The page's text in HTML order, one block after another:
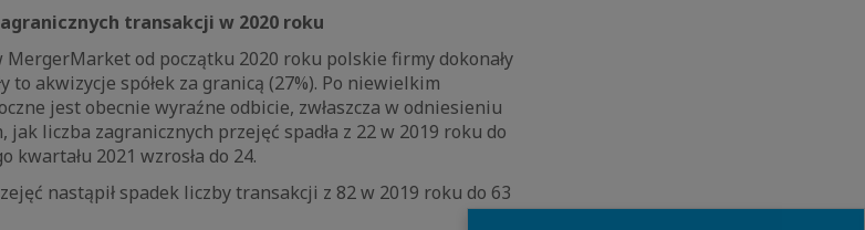
transakcji w 2020 roku
MergerMarket od początku 2020 roku polskie firmy dokonały
to akwizycje spółek za granicą (27%). Po niewielkim
jest obecnie wyraźne odbicie, zwłaszcza w odniesieniu
jak liczba zagranicznych przejęć spadła z 22 w 2019 roku do
kwartału 2021 wzrosła do 24.
nastąpił spadek liczby transakcji z 82 w 2019 roku do 63